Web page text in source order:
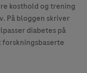
kosthold og trening
På bloggen skriver
diabetes på
forskningsbaserte